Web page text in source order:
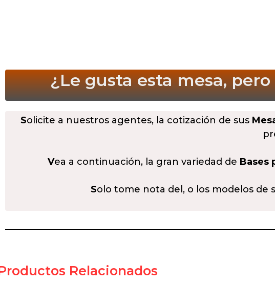
¿Le gusta esta mesa,
Solicite a nuestros agentes, la cotización de sus
Vea a continuación, la gran variedad de Bases
Solo tome nota del, o los modelos de
Relacionados